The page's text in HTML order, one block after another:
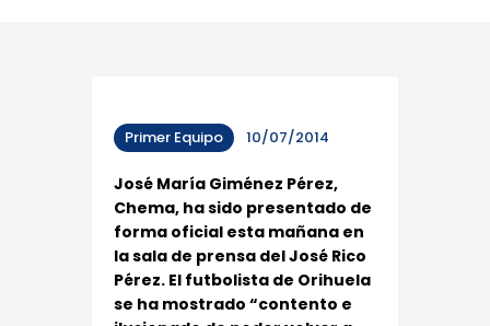
Primer Equipo 10/07/2014
José María Giménez Pérez,
Chema, ha sido presentado de
forma oficial esta mañana en
la sala de prensa del José Rico
Pérez. El futbolista de Orihuela
se ha mostrado “contento e